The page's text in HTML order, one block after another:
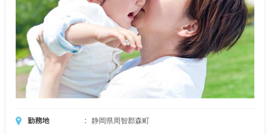
勤務地 静岡県周智郡森町